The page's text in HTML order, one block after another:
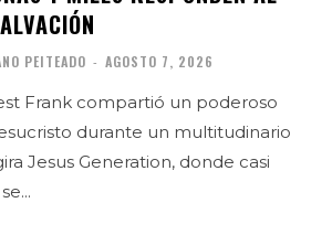
PEITEADO - AGOSTO 7, 2026
Frank compartió un poderoso
durante un multitudinario
Jesus Generation, donde casi